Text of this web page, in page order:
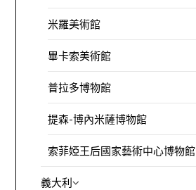
米羅美術館
畢卡索美術館
普拉多博物館
提森-博內米薩博物館
索菲婭王后國家藝術中心博物館
義大利